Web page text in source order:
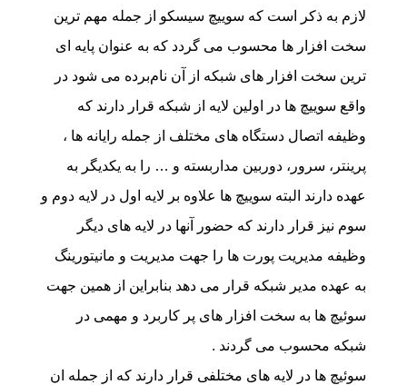
لازم به ذکر است که سوییچ سیسکو از جمله مهم ترین
سخت افزار ها محسوب می گردد که به عنوان پایه ای
ترین سخت افزار های شبکه از آن نام‌برده می شود در
واقع سوییچ ها در اولین لایه از شبکه قرار دارند که
وظیفه اتصال دستگاه های مختلف از جمله رایانه ها ،
پرینتر، سرور، دوربین مداربسته و … را به یکدیگر به
عهده دارند البته سوییچ ها علاوه بر لایه اول در لایه دوم و
سوم نیز قرار دارند که حضور آنها در لایه های دیگر
وظیفه مدیریت پورت ها را جهت مدیریت و مانیتورینگ
به عهده مدیر شبکه قرار می دهد بنابراین از همین جهت
سوئیچ ها به سخت افزار های پر کاربرد و مهمی در
شبکه محسوب می گردند .
سوئیچ ها در لایه های مختلفی قرار دارند که از جمله ان